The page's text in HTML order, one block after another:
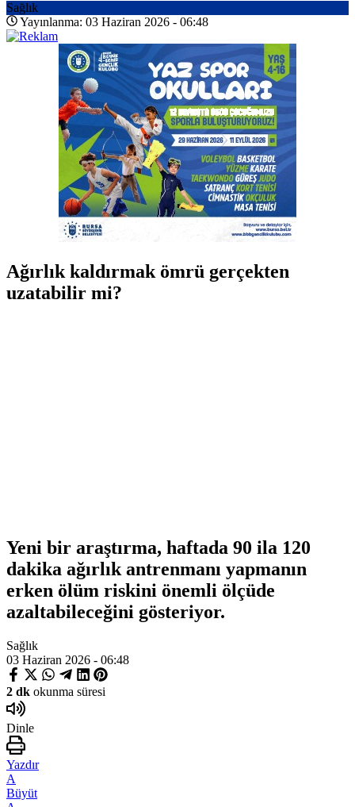
Sağlık
Yayınlanma: 03 Haziran 2026 - 06:48
Ağırlık kaldırmak ömrü gerçekten
uzatabilir mi?
Yeni bir araştırma, haftada 90 ila 120
dakika ağırlık antrenmanı yapmanın
erken ölüm riskini önemli ölçüde
azaltabileceğini gösteriyor.
Sağlık
03 Haziran 2026 - 06:48
2 dk okunma süresi
Dinle
Yazdır
A
Büyüt